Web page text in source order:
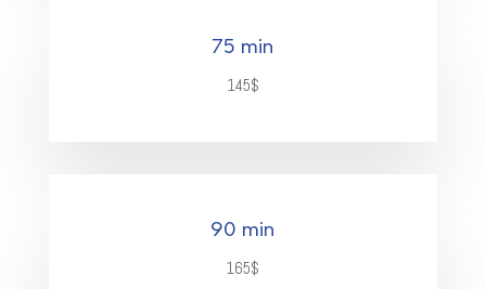
75 min
145$
90 min
165$